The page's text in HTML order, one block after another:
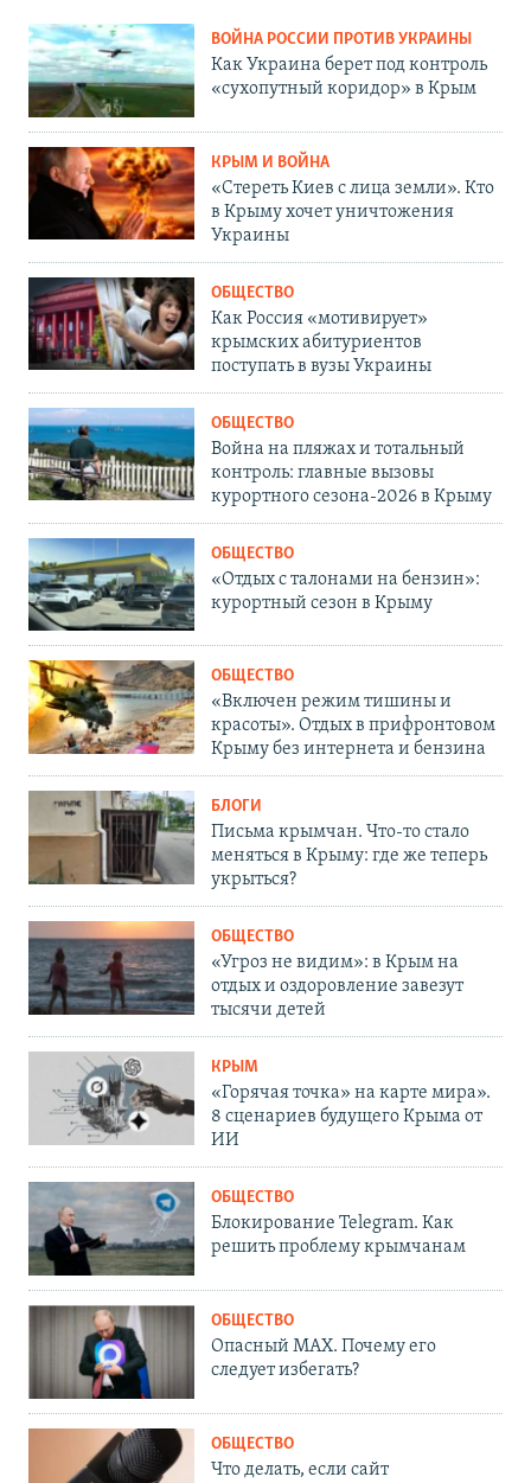
ВОЙНА РОССИИ ПРОТИВ УКРАИНЫ
Как Украина берет под контроль
«сухопутный коридор» в Крым
КРЫМ И ВОЙНА
«Стереть Киев с лица земли». Кто
в Крыму хочет уничтожения
Украины
ОБЩЕСТВО
Как Россия «мотивирует»
крымских абитуриентов
поступать в вузы Украины
ОБЩЕСТВО
Война на пляжах и тотальный
контроль: главные вызовы
курортного сезона-2026 в Крыму
ОБЩЕСТВО
«Отдых с талонами на бензин»:
курортный сезон в Крыму
ОБЩЕСТВО
«Включен режим тишины и
красоты». Отдых в прифронтовом
Крыму без интернета и бензина
БЛОГИ
Письма крымчан. Что-то стало
меняться в Крыму: где же теперь
укрыться?
ОБЩЕСТВО
«Угроз не видим»: в Крым на
отдых и оздоровление завезут
тысячи детей
КРЫМ
«Горячая точка» на карте мира».
8 сценариев будущего Крыма от
ИИ
ОБЩЕСТВО
Блокирование Telegram. Как
решить проблему крымчанам
ОБЩЕСТВО
Опасный MAX. Почему его
следует избегать?
ОБЩЕСТВО
Что делать, если сайт